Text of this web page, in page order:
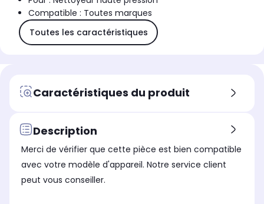
Compatible : Toutes marques
Toutes les caractéristiques
Caractéristiques du produit
Description
Merci de vérifier que cette pièce est bien compatible
avec votre modèle d'appareil. Notre service client
peut vous conseiller.